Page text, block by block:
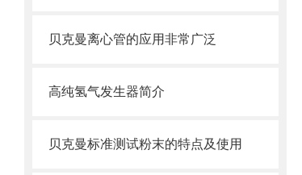
贝克曼离心管的应用非常广泛
高纯氢气发生器简介
贝克曼标准测试粉末的特点及使用